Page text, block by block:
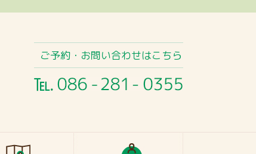
ご予約・お問い合わせはこちら